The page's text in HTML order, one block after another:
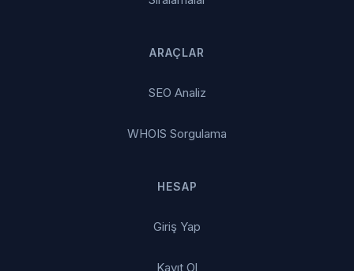
ARAÇLAR
SEO Analiz
WHOIS Sorgulama
HESAP
Giriş Yap
Kayıt Ol